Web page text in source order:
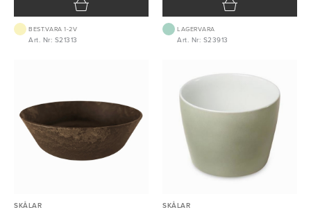
BEST.VARA 1-2V
Art. Nr: S21313
LAGERVARA
Art. Nr: S23913
SKÅLAR SKÅLAR